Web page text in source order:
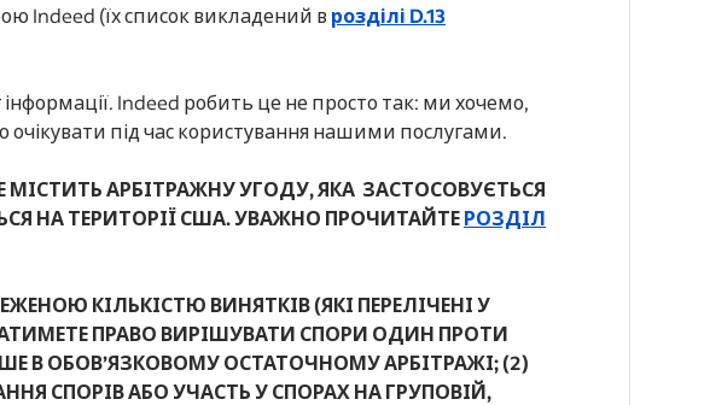
Indeed (їх список викладений в розділі D.13
Indeed робить це не просто так: ми хочемо,
під час користування нашими послугами.
МІСТИТЬ АРБІТРАЖНУ УГОДУ, ЯКА ЗАСТОСОВУЄТЬСЯ
НА ТЕРИТОРІЇ США. УВАЖНО ПРОЧИТАЙТЕРОЗДІЛ
КІЛЬКІСТЮ ВИНЯТКІВ (ЯКІ ПЕРЕЛІЧЕНІ У
ПРАВО ВИРІШУВАТИ СПОРИ ОДИН ПРОТИ
В ОБОВ’ЯЗКОВОМУ ОСТАТОЧНОМУ АРБІТРАЖІ; (2)
СПОРІВ АБО УЧАСТЬ У СПОРАХ НА ГРУПОВІЙ,